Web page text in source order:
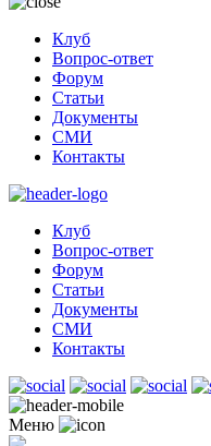
Клуб
Вопрос-ответ
Форум
Статьи
Документы
СМИ
Контакты
Клуб
Вопрос-ответ
Форум
Статьи
Документы
СМИ
Контакты
Меню